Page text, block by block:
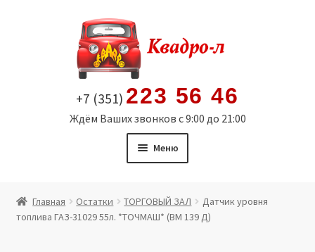
содержимому
+7 (351) 223 56 46
Ждём Ваших звонков с 9:00 до 21:00
Меню
Витрина
Главная Остатки ТОРГОВЫЙ ЗАЛ
Датчик уровня
топлива ГАЗ-31029 55л. *ТОЧМАШ* (ВМ 139 Д)